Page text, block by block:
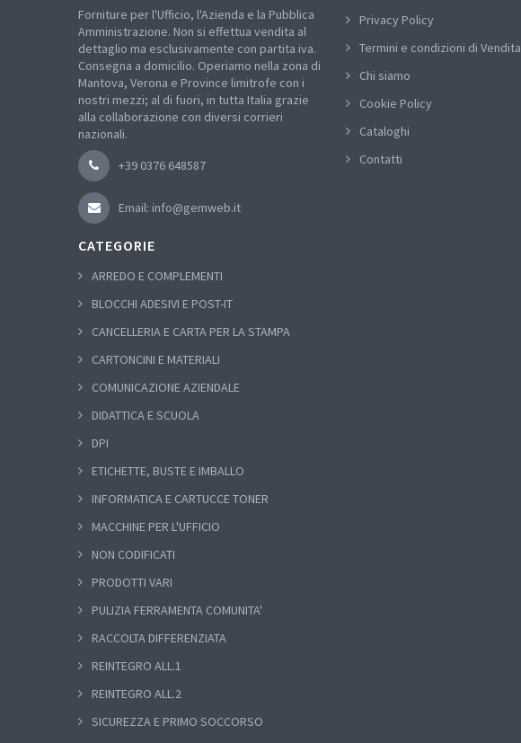
Forniture per l'Ufficio, l'Azienda e la Pubblica
Amministrazione. Non si effettua vendita al
dettaglio ma esclusivamente con partita iva.
Consegna a domicilio. Operiamo nella zona di
Mantova, Verona e Province limitrofe con i
nostri mezzi; al di fuori, in tutta Italia grazie
alla collaborazione con diversi corrieri
nazionali.
+39 0376 648587
Email: info@gemweb.it
Privacy Policy
Termini e condizioni di Vendita
Chi siamo
Cookie Policy
Cataloghi
Contatti
CATEGORIE
ARREDO E COMPLEMENTI
BLOCCHI ADESIVI E POST-IT
CANCELLERIA E CARTA PER LA STAMPA
CARTONCINI E MATERIALI
COMUNICAZIONE AZIENDALE
DIDATTICA E SCUOLA
DPI
ETICHETTE, BUSTE E IMBALLO
INFORMATICA E CARTUCCE TONER
MACCHINE PER L'UFFICIO
NON CODIFICATI
PRODOTTI VARI
PULIZIA FERRAMENTA COMUNITA'
RACCOLTA DIFFERENZIATA
REINTEGRO ALL.1
REINTEGRO ALL.2
SICUREZZA E PRIMO SOCCORSO